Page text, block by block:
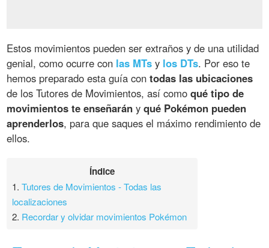
Estos movimientos pueden ser extraños y de una utilidad
genial, como ocurre con las MTs y los DTs. Por eso te
hemos preparado esta guía contodas las ubicaciones
de los Tutores de Movimientos, así comoqué tipo de
movimientos te enseñarán yqué Pokémon pueden
aprenderlos, para que saques el máximo rendimiento de
ellos.
Índice
1.Tutores de Movimientos - Todas las
localizaciones
2. Recordar y olvidar movimientos Pokémon